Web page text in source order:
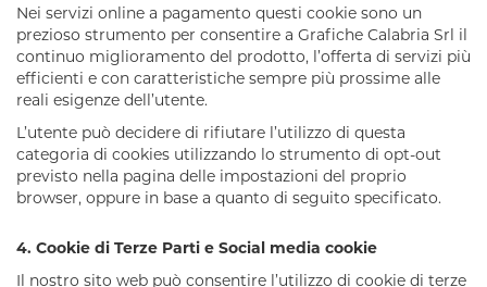
Nei servizi online a pagamento questi cookie sono un
prezioso strumento per consentire a Grafiche Calabria Srl il
continuo miglioramento del prodotto, l’offerta di servizi più
efficienti e con caratteristiche sempre più prossime alle
reali esigenze dell’utente.
L’utente può decidere di rifiutare l’utilizzo di questa
categoria di cookies utilizzando lo strumento di opt-out
previsto nella pagina delle impostazioni del proprio
browser, oppure in base a quanto di seguito specificato.
4. Cookie di Terze Parti e Social media cookie
Il nostro sito web può consentire l’utilizzo di cookie di terze